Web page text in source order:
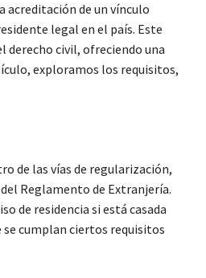
acreditación de un vínculo
legal en el país. Este
derecho civil, ofreciendo una
exploramos los requisitos,
de las vías de regularización,
Reglamento de Extranjería.
de residencia si está casada
se cumplan ciertos requisitos